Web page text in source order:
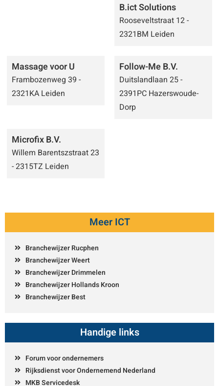
B.ict Solutions
Rooseveltstraat 12 -
2321BM Leiden
Massage voor U
Frambozenweg 39 -
2321KA Leiden
Follow-Me B.V.
Duitslandlaan 25 -
2391PC Hazerswoude-
Dorp
Microfix B.V.
Willem Barentszstraat 23
- 2315TZ Leiden
Meer ICT
Branchewijzer Rucphen
Branchewijzer Weert
Branchewijzer Drimmelen
Branchewijzer Hollands Kroon
Branchewijzer Best
Handige links
Forum voor ondernemers
Rijksdienst voor Ondernemend Nederland
MKB Servicedesk